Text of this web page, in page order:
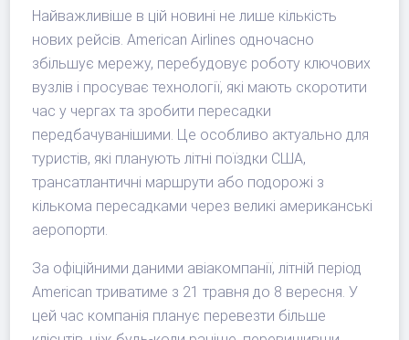
Найважливіше в цій новині не лише кількість
нових рейсів. American Airlines одночасно
збільшує мережу, перебудовує роботу ключових
вузлів і просуває технології, які мають скоротити
час у чергах та зробити пересадки
передбачуванішими. Це особливо актуально для
туристів, які планують літні поїздки США,
трансатлантичні маршрути або подорожі з
кількома пересадками через великі американські
аеропорти.
За офіційними даними авіакомпанії, літній період
American триватиме з 21 травня до 8 вересня. У
цей час компанія планує перевезти більше